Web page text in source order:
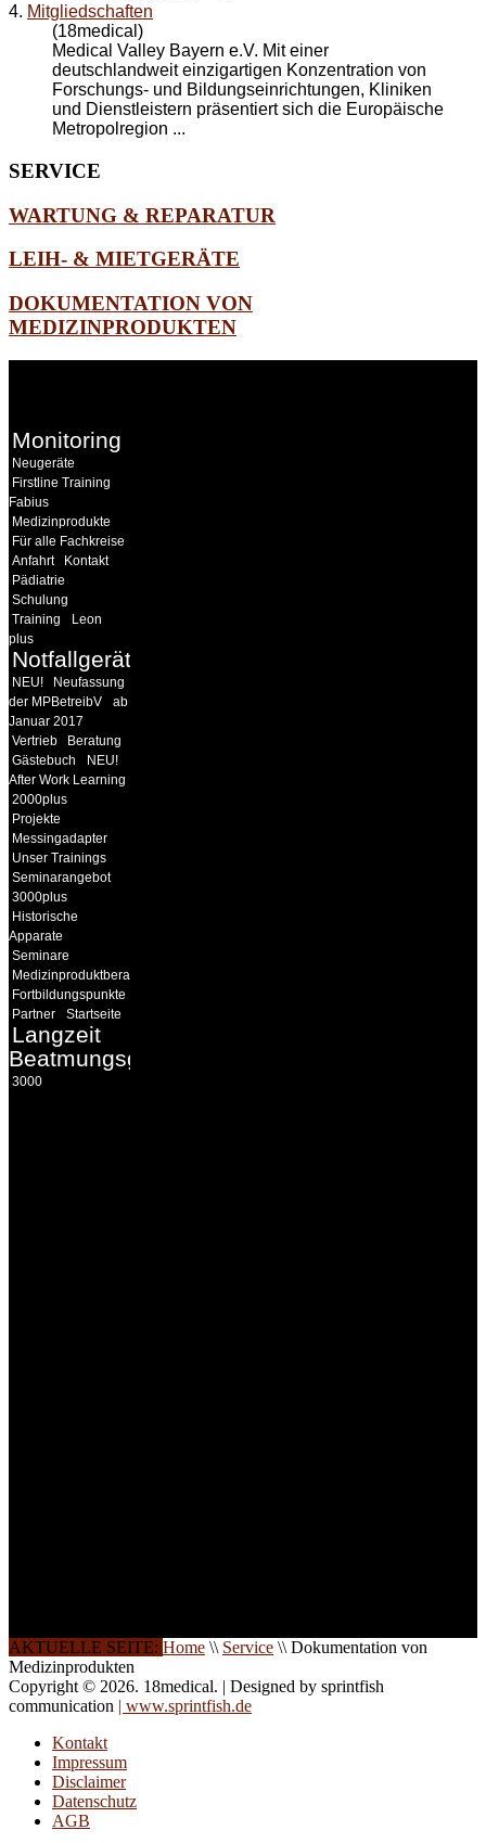
4. Mitgliedschaften
(18medical)
Medical Valley Bayern e.V. Mit einer
deutschlandweit einzigartigen Konzentration von
Forschungs- und Bildungseinrichtungen, Kliniken
und Dienstleistern präsentiert sich die Europäische
Metropolregion ...
SERVICE
WARTUNG & REPARATUR
LEIH- & MIETGERÄTE
DOKUMENTATION VON
MEDIZINPRODUKTEN
Monitoring
Neugeräte
Firstline Training
Fabius
Medizinprodukte
Für alle Fachkreise
Anfahrt
Kontakt
Pädiatrie
Schulung
Training
Leon
plus
Notfallgeräte
NEU!
Neufassung
der MPBetreibV
ab
Januar 2017
Vertrieb
Beratung
Gästebuch
NEU!
After Work Learning
2000plus
Projekte
Messingadapter
Unser Trainings
Seminarangebot
3000plus
Historische
Apparate
Seminare
Medizinproduktberater
Fortbildungspunkte
Partner
Startseite
Langzeit
Beatmungsgeräte
3000
AKTUELLE SEITE: Home \\ Service \\ Dokumentation von
Medizinprodukten
Copyright © 2026. 18medical. | Designed by sprintfish
communication | www.sprintfish.de
Kontakt
Impressum
Disclaimer
Datenschutz
AGB